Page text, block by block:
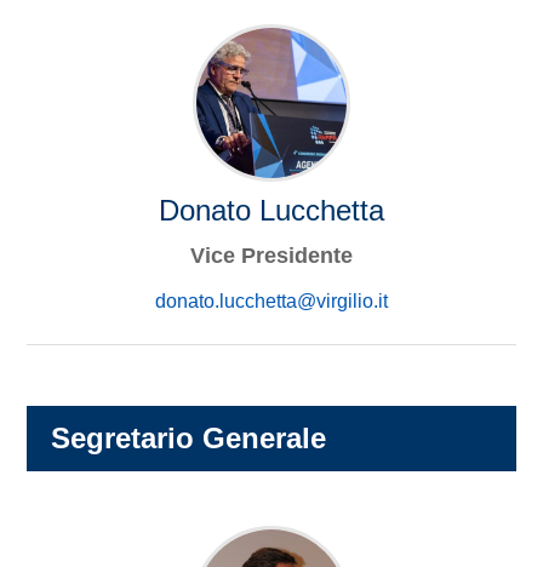
Donato Lucchetta
Vice Presidente
donato.lucchetta@virgilio.it
Segretario Generale